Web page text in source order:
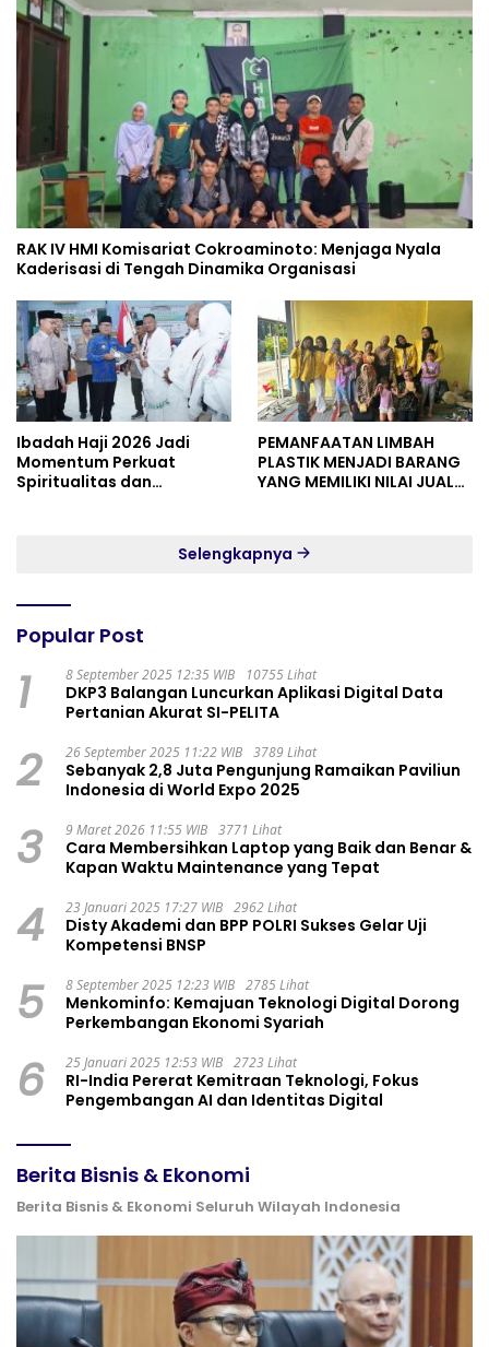
RAK IV HMI Komisariat Cokroaminoto: Menjaga Nyala
Kaderisasi di Tengah Dinamika Organisasi
Ibadah Haji 2026 Jadi
Momentum Perkuat
Spiritualitas dan
PEMANFAATAN LIMBAH
PLASTIK MENJADI BARANG
YANG MEMILIKI NILAI JUAL
Selengkapnya
Popular Post
1 8 September 2025 12:35 WIB 10755 Lihat
DKP3 Balangan Luncurkan Aplikasi Digital Data
Pertanian Akurat SI-PELITA
2 26 September 2025 11:22 WIB 3789 Lihat
Sebanyak 2,8 Juta Pengunjung Ramaikan Paviliun
Indonesia di World Expo 2025
3 9 Maret 2026 11:55 WIB 3771 Lihat
Cara Membersihkan Laptop yang Baik dan Benar &
Kapan Waktu Maintenance yang Tepat
4 23 Januari 2025 17:27 WIB 2962 Lihat
Disty Akademi dan BPP POLRI Sukses Gelar Uji
Kompetensi BNSP
5 8 September 2025 12:23 WIB 2785 Lihat
Menkominfo: Kemajuan Teknologi Digital Dorong
Perkembangan Ekonomi Syariah
6 25 Januari 2025 12:53 WIB 2723 Lihat
RI-India Pererat Kemitraan Teknologi, Fokus
Pengembangan AI dan Identitas Digital
Berita Bisnis & Ekonomi
Berita Bisnis & Ekonomi Seluruh Wilayah Indonesia